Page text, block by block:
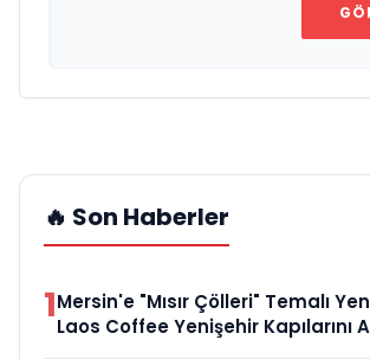
🔥 Son Haberler
1Mersin'e "Mısır Çölleri" Temalı
Laos Coffee Yenişehir Kapılarını